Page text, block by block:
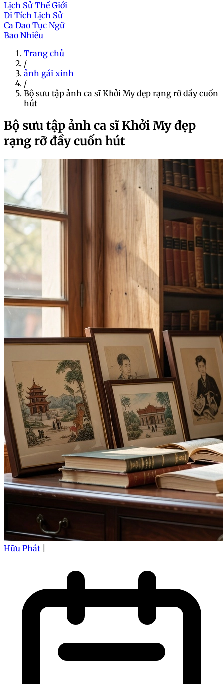
Lịch Sử Thế Giới
Di Tích Lịch Sử
Ca Dao Tục Ngữ
Bao Nhiêu
Trang chủ
/
ảnh gái xinh
/
Bộ sưu tập ảnh ca sĩ Khởi My đẹp rạng rỡ đầy cuốn
hút
Bộ sưu tập ảnh ca sĩ Khởi My đẹp
rạng rỡ đầy cuốn hút
Hữu Phát